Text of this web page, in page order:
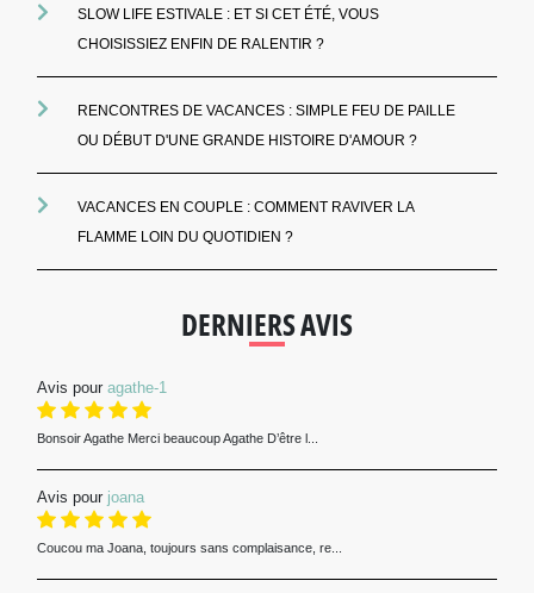
SLOW LIFE ESTIVALE : ET SI CET ÉTÉ, VOUS
CHOISISSIEZ ENFIN DE RALENTIR ?
RENCONTRES DE VACANCES : SIMPLE FEU DE PAILLE
OU DÉBUT D'UNE GRANDE HISTOIRE D'AMOUR ?
VACANCES EN COUPLE : COMMENT RAVIVER LA
FLAMME LOIN DU QUOTIDIEN ?
DERNIERS AVIS
Avis pour agathe-1
Bonsoir Agathe Merci beaucoup Agathe D’être l...
Avis pour joana
Coucou ma Joana, toujours sans complaisance, re...